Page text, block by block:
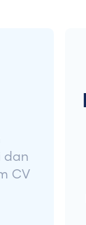
dan
CV